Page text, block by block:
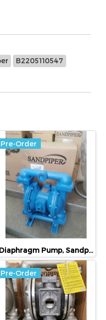
B2205110547
Pre-Order
Diaphragm Pump, Sandpiper, S15B1AGTABS600
Pre-Order